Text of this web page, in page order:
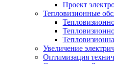
Проект
Тепловизионные
Увеличение
Оптимизация